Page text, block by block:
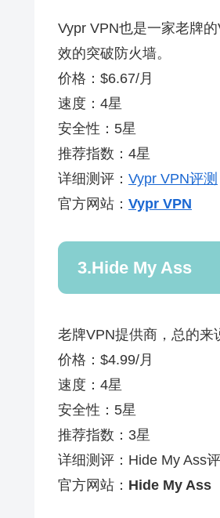
Vypr VPN也是一家老牌
效的突破防火墙。
价格：$6.67/月
速度：4星
安全性：5星
推荐指数：4星
详细测评： Vypr VPN评测
官方网站： Vypr VPN
3.Hide My Ass
老牌VPN提供商，总的来
价格：$4.99/月
速度：4星
安全性：5星
推荐指数：3星
详细测评：Hide My Ass
官方网站： Hide My Ass